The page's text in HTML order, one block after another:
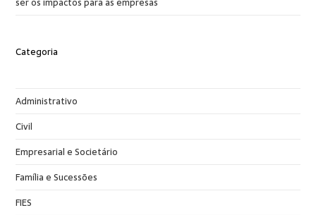
Categoria
Administrativo
Civil
Empresarial e Societário
Família e Sucessões
FIES